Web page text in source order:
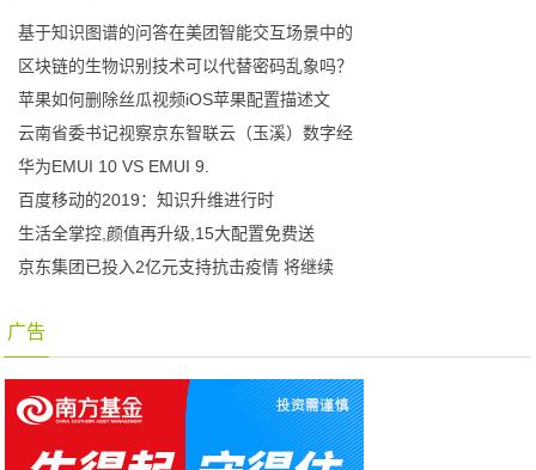
基于知识图谱的问答在美团智能交互场景中的
区块链的生物识别技术可以代替密码乱象吗？
苹果如何删除丝瓜视频iOS苹果配置描述文
云南省委书记视察京东智联云（玉溪）数字经
华为EMUI 10 VS EMUI 9.
百度移动的2019：知识升维进行时
生活全掌控,颜值再升级,15大配置免费送
京东集团已投入2亿元支持抗击疫情 将继续
广告